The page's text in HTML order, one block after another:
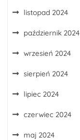
listopad 2024
październik 2024
wrzesień 2024
sierpień 2024
lipiec 2024
czerwiec 2024
maj 2024